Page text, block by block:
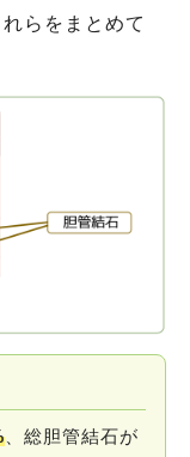
らをまとめて
、総胆管結石が